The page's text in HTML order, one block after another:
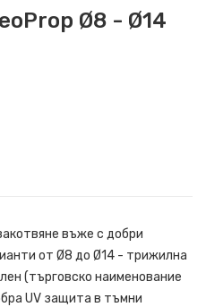
Ø8 - Ø14
въже с добри
от Ø8 до Ø14 - трижилна
(търговско наименование
UV защита в тъмни